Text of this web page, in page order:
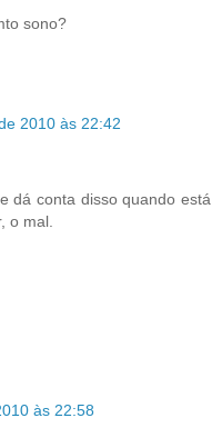
sono?
2010 às 22:42
dá conta disso quando está
o mal.
às 22:58